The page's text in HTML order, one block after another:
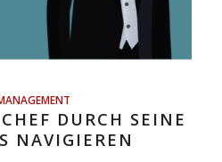
DURCH SEINE
NAVIGIEREN